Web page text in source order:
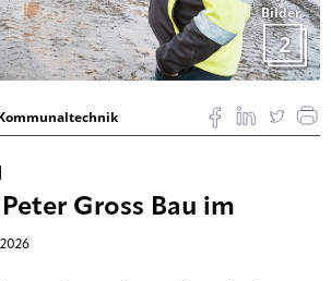
Bilder
2
Gross Bau im
2026